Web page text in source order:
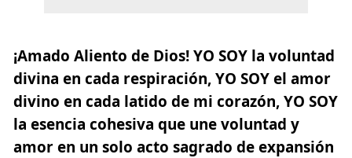
¡Amado Aliento de Dios! YO SOY la voluntad
divina en cada respiración, YO SOY el amor
divino en cada latido de mi corazón, YO SOY
la esencia cohesiva que une voluntad y
amor en un solo acto sagrado de expansión